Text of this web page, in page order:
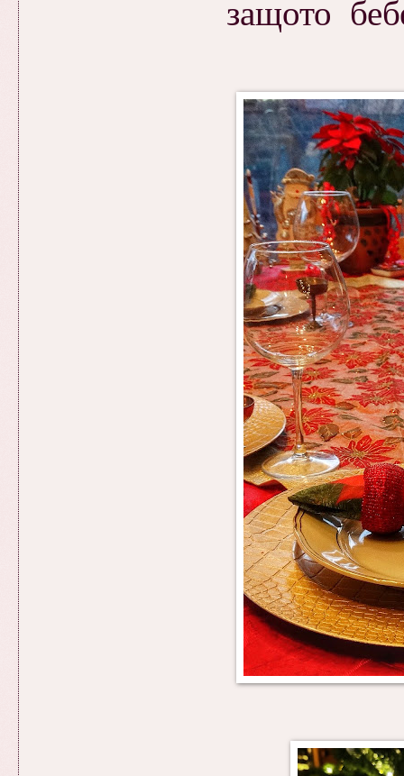
защото